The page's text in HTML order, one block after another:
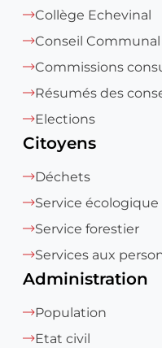
Collège Echevinal
Conseil Communal
Commissions
Résumés des
Elections
Citoyens
Déchets
Service écologique
Service forestier
Services aux
Administration
Population
Etat civil